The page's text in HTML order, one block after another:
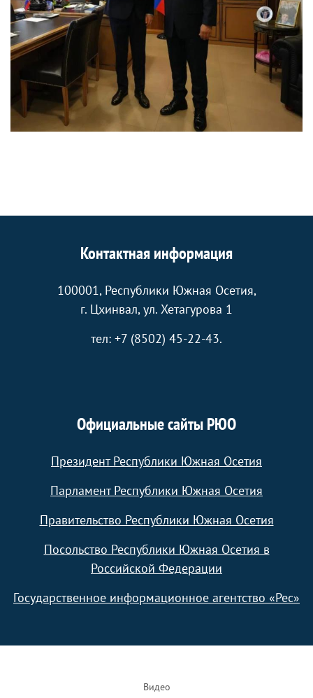
Контактная информация
100001, Республики Южная Осетия,
г. Цхинвал, ул. Хетагурова 1
тел: +7 (8502) 45-22-43.
Официальные сайты РЮО
Президент Республики Южная Осетия
Парламент Республики Южная Осетия
Правительство Республики Южная Осетия
Посольство Республики Южная Осетия в
Российской Федерации
Государственное информационное агентство «Рес»
Видео